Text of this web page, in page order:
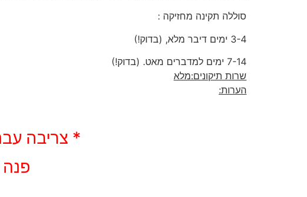
סוללה תקינה מחזיקה :
3-4 ימים דיבר מלא, (בדוק!)
7-14 ימים למדברים מאט. (בדוק!)
שרות תיקונים:מלא
הערות:
* צריבה